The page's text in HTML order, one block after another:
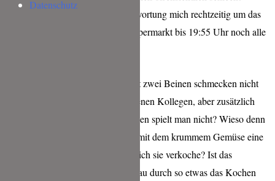
Datenschutz
geplant. Es liegt in meiner Verantwortung mich rechtzeitig um das
Brot zu kümmern und nicht im Supermarkt bis 19:55 Uhr noch alle
Krumme Gurken und Karotten mit zwei Beinen schmecken nicht
schlechter als die gerade gewachsenen Kollegen, aber zusätzlich
regen sie die Phantasie an. Mit Essen spielt man nicht? Wieso denn
nicht? Wieso kann ich denn nicht mit dem krummem Gemüse eine
kleine Geschichte erzählen, bevor ich sie verkoche? Ist das
verwerflich? Eigentlich macht genau durch so etwas das Kochen